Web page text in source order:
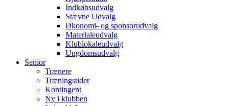
Indkøbsudvalg
Stævne Udvalg
Økonomi- og sponsorudvalg
Materialeudvalg
Klublokaleudvalg
Ungdomsudvalg
Senior
Trænere
Træningstider
Kontingent
Ny i klubben